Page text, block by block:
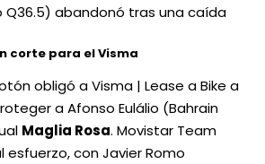
Q36.5) abandonó tras una caída
corte para el Visma
obligó a Visma | Lease a Bike a
a Afonso Eulálio (Bahrain
Maglia Rosa. Movistar Team
esfuerzo, con Javier Romo